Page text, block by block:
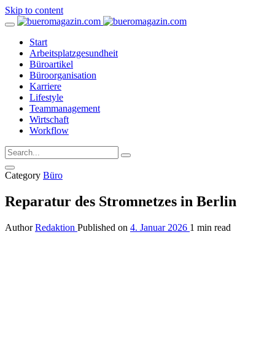
Skip to content
Start
Arbeitsplatzgesundheit
Büroartikel
Büroorganisation
Karriere
Lifestyle
Teammanagement
Wirtschaft
Workflow
Category Büro
Reparatur des Stromnetzes in Berlin
Author Redaktion Published on 4. Januar 2026 1 min read